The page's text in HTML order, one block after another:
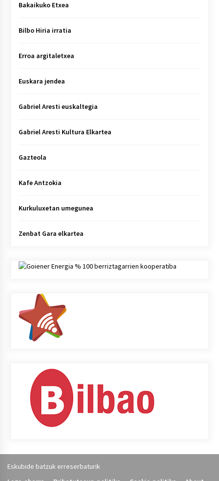
Bakaikuko Etxea
Bilbo Hiria irratia
Erroa argitaletxea
Euskara jendea
Gabriel Aresti euskaltegia
Gabriel Aresti Kultura Elkartea
Gazteola
Kafe Antzokia
Kurkuluxetan umegunea
Zenbat Gara elkartea
Eskubide batzuk erreserbaturik